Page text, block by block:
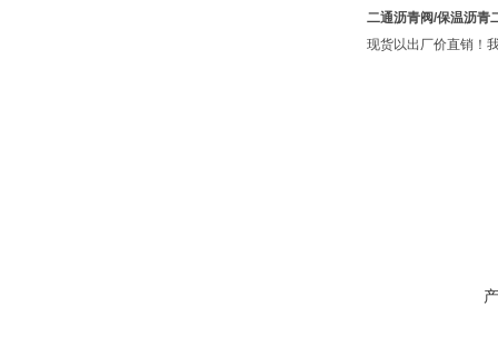
二通沥青阀/保温沥青
现货以出厂价直销！